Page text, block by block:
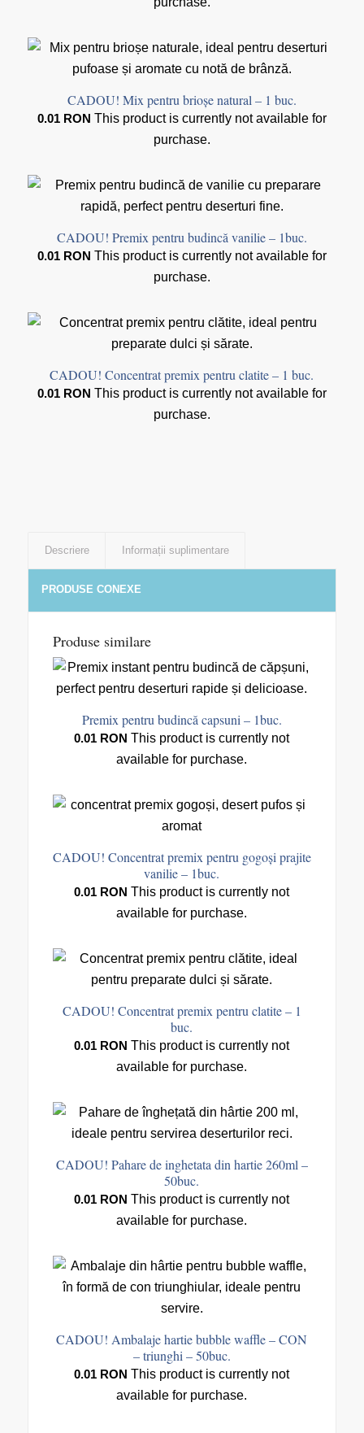
CADOU! Mix pentru brioșe natural – 1 buc.
0.01 RON This product is currently not available for
purchase.
CADOU! Premix pentru budincă vanilie – 1buc.
0.01 RON This product is currently not available for
purchase.
CADOU! Concentrat premix pentru clatite – 1 buc.
0.01 RON This product is currently not available for
purchase.
Descriere Informații suplimentare
PRODUSE CONEXE
Produse similare
Premix pentru budincă capsuni – 1buc.
0.01 RON This product is currently not
available for purchase.
CADOU! Concentrat premix pentru gogoși prajite
vanilie – 1buc.
0.01 RON This product is currently not
available for purchase.
CADOU! Concentrat premix pentru clatite – 1
buc.
0.01 RON This product is currently not
available for purchase.
CADOU! Pahare de inghetata din hartie 260ml –
50buc.
0.01 RON This product is currently not
available for purchase.
CADOU! Ambalaje hartie bubble waffle – CON
– triunghi – 50buc.
0.01 RON This product is currently not
available for purchase.